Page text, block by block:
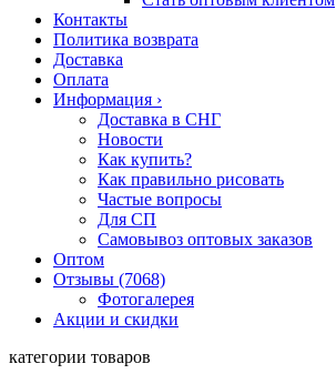
Контакты
Политика возврата
Доставка
Оплата
Информация ›
Доставка в СНГ
Новости
Как купить?
Как правильно рисовать
Частые вопросы
Для СП
Самовывоз оптовых заказов
Оптом
Отзывы (7068)
Фотогалерея
Акции и скидки
категории товаров